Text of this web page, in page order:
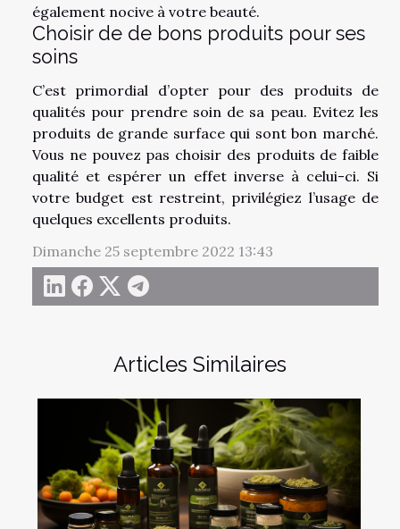
Articles Similaires
également nocive à votre beauté.
Choisir de de bons produits pour ses
soins
C’est primordial d’opter pour des produits de
qualités pour prendre soin de sa peau. Evitez les
produits de grande surface qui sont bon marché.
Vous ne pouvez pas choisir des produits de faible
qualité et espérer un effet inverse à celui-ci. Si
votre budget est restreint, privilégiez l’usage de
quelques excellents produits.
Dimanche 25 septembre 2022 13:43